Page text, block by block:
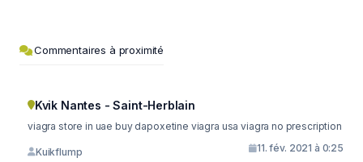
Commentaires à proximité
Kvik Nantes - Saint-Herblain
viagra store in uae buy dapoxetine viagra usa viagra no prescription
Kuikflump 11. fév. 2021 à 0:25